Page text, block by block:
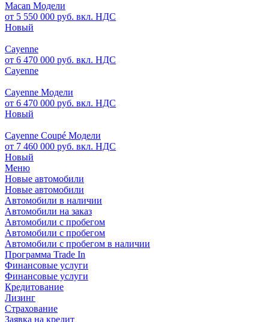
Macan Модели
от 5 550 000 руб. вкл. НДС
Новый
Cayenne
от 6 470 000 руб. вкл. НДС
Cayenne
Cayenne Модели
от 6 470 000 руб. вкл. НДС
Новый
Cayenne Coupé Модели
от 7 460 000 руб. вкл. НДС
Новый
Меню
Новые автомобили
Новые автомобили
Автомобили в наличии
Автомобили на заказ
Автомобили с пробегом
Автомобили с пробегом
Автомобили с пробегом в наличии
Программа Trade In
Финансовые услуги
Финансовые услуги
Кредитование
Лизинг
Страхование
Заявка на кредит